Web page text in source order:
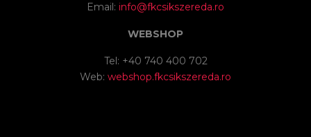
Email: info@fkcsikszereda.ro
WEBSHOP
Tel: +40 740 400 702
Web: webshop.fkcsikszereda.ro